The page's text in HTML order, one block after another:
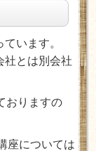
います。
社とは別会社
おりますの
座については